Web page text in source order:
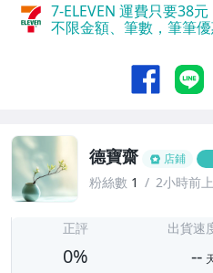
7-ELEVEN 運費只要38元
不限金額、筆數，筆筆優
德寶齋 店鋪
粉絲數 1 2小時前
正評
0%
出貨速
--